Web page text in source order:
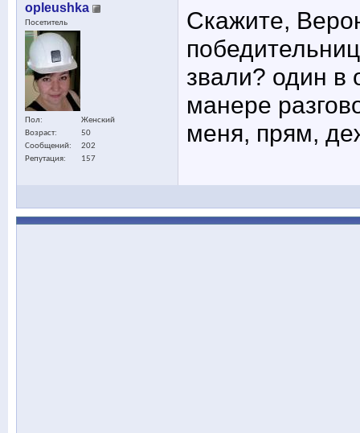
opleushka
Посетитель
Пол
Женский
Возраст
50
Сообщений
202
Репутация
157
Скажите,
звали? один в
манере
меня, прям,